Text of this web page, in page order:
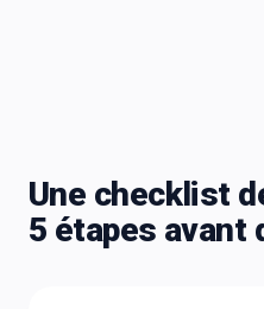
Une checklist
5 étapes avant